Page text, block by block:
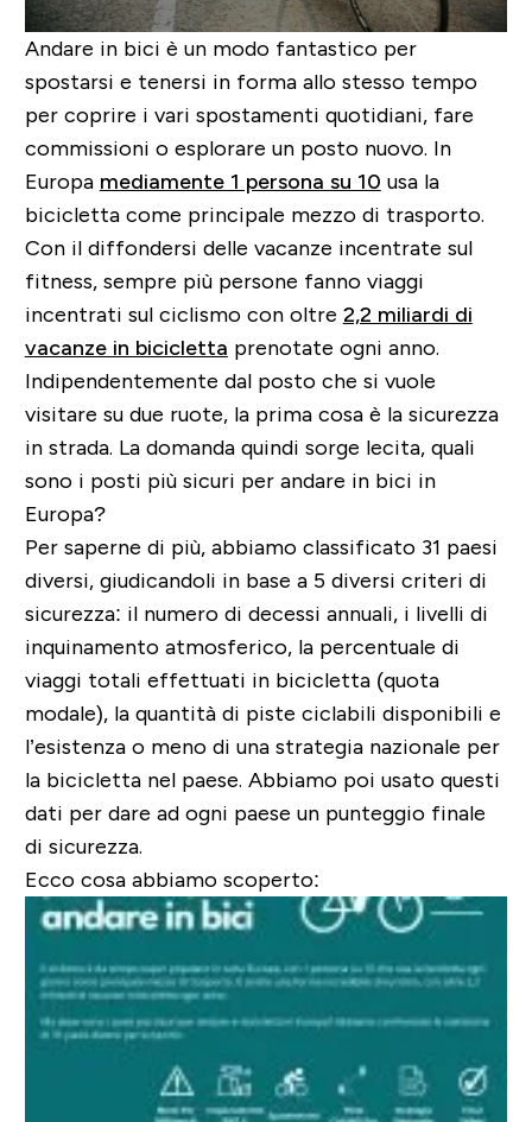
Andare in bici è un modo fantastico per
spostarsi e tenersi in forma allo stesso tempo
per coprire i vari spostamenti quotidiani, fare
commissioni o esplorare un posto nuovo. In
Europa mediamente 1 persona su 10 usa la
bicicletta come principale mezzo di trasporto.
Con il diffondersi delle vacanze incentrate sul
fitness, sempre più persone fanno viaggi
incentrati sul ciclismo con oltre 2,2 miliardi di
vacanze in bicicletta prenotate ogni anno.
Indipendentemente dal posto che si vuole
visitare su due ruote, la prima cosa è la sicurezza
in strada. La domanda quindi sorge lecita, quali
sono i posti più sicuri per andare in bici in
Europa?
Per saperne di più, abbiamo classificato 31 paesi
diversi, giudicandoli in base a 5 diversi criteri di
sicurezza: il numero di decessi annuali, i livelli di
inquinamento atmosferico, la percentuale di
viaggi totali effettuati in bicicletta (quota
modale), la quantità di piste ciclabili disponibili e
l’esistenza o meno di una strategia nazionale per
la bicicletta nel paese. Abbiamo poi usato questi
dati per dare ad ogni paese un punteggio finale
di sicurezza.
Ecco cosa abbiamo scoperto: